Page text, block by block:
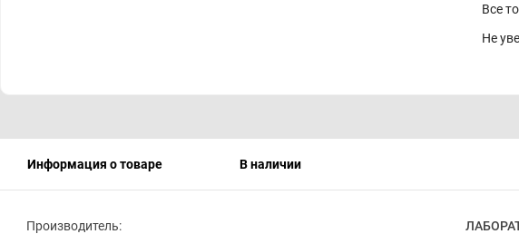
Все
Не
Информация о товаре В наличии
Производитель: